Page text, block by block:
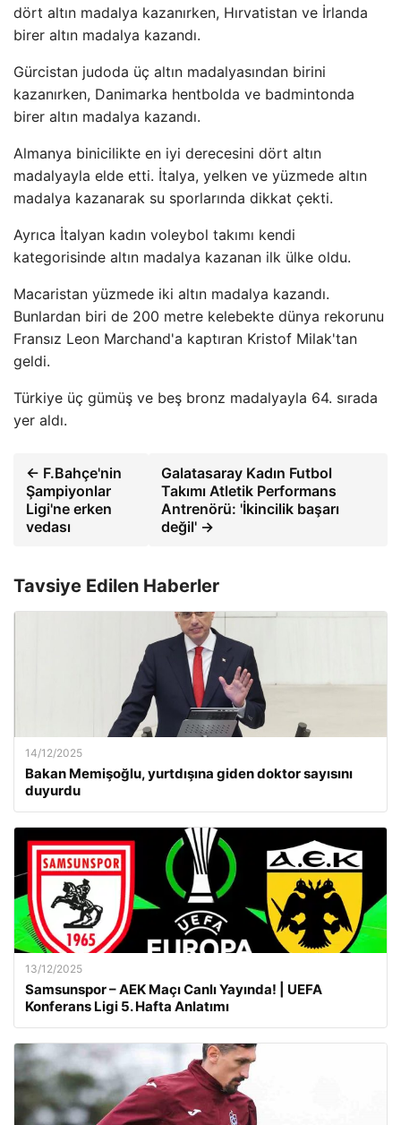
dört altın madalya kazanırken, Hırvatistan ve İrlanda
birer altın madalya kazandı.
Gürcistan judoda üç altın madalyasından birini
kazanırken, Danimarka hentbolda ve badmintonda
birer altın madalya kazandı.
Almanya binicilikte en iyi derecesini dört altın
madalyayla elde etti. İtalya, yelken ve yüzmede altın
madalya kazanarak su sporlarında dikkat çekti.
Ayrıca İtalyan kadın voleybol takımı kendi
kategorisinde altın madalya kazanan ilk ülke oldu.
Macaristan yüzmede iki altın madalya kazandı.
Bunlardan biri de 200 metre kelebekte dünya rekorunu
Fransız Leon Marchand'a kaptıran Kristof Milak'tan
geldi.
Türkiye üç gümüş ve beş bronz madalyayla 64. sırada
yer aldı.
← F.Bahçe'nin
Şampiyonlar
Ligi'ne erken
vedası
Galatasaray Kadın Futbol
Takımı Atletik Performans
Antrenörü: 'İkincilik başarı
değil' →
Tavsiye Edilen Haberler
14/12/2025
Bakan Memişoğlu, yurtdışına giden doktor sayısını
duyurdu
13/12/2025
Samsunspor – AEK Maçı Canlı Yayında! | UEFA
Konferans Ligi 5. Hafta Anlatımı